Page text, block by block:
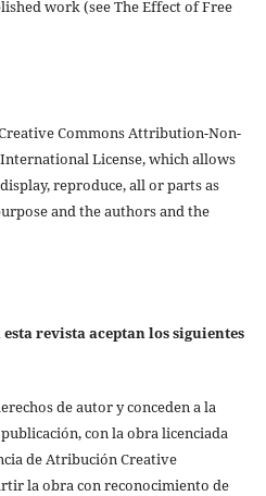
work (see The Effect of Free
Commons Attribution-Non-
License, which allows
reproduce, all or parts as
and the authors and the
revista aceptan los siguientes
de autor y conceden a la
con la obra licenciada
de Atribución Creative
la obra con reconocimiento de